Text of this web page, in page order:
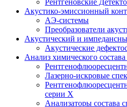
Рентгеновские
Акустико-эмисcионный
АЭ-системы
Преобразователи
Акустический и
Акустические
Анализ химического
Лазерно-искровые
серии Х
Анализаторы состава